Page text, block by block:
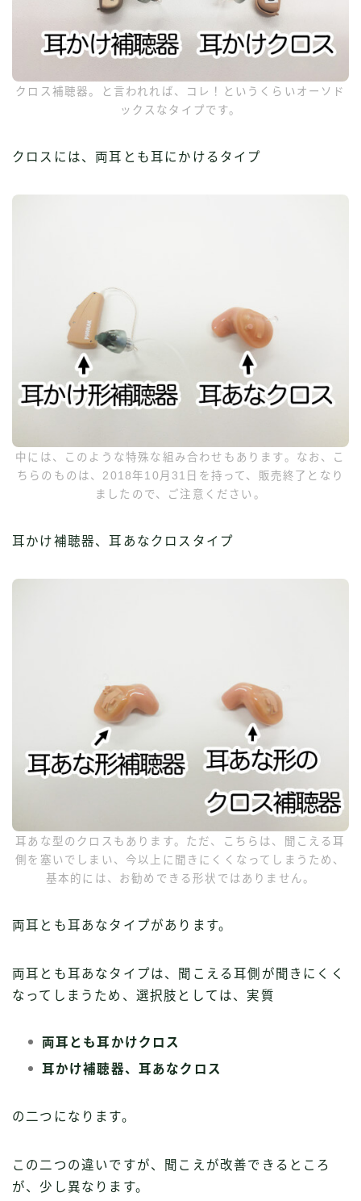
クロス補聴器。と言われれば、コレ！というくらいオーソド
ックスなタイプです。
クロスには、両耳とも耳にかけるタイプ
中には、このような特殊な組み合わせもあります。なお、こ
ちらのものは、2018年10月31日を持って、販売終了となり
ましたので、ご注意ください。
耳かけ補聴器、耳あなクロスタイプ
耳あな型のクロスもあります。ただ、こちらは、聞こえる耳
側を塞いでしまい、今以上に聞きにくくなってしまうため、
基本的には、お勧めできる形状ではありません。
両耳とも耳あなタイプがあります。
両耳とも耳あなタイプは、聞こえる耳側が聞きにくく
なってしまうため、選択肢としては、実質
両耳とも耳かけクロス
耳かけ補聴器、耳あなクロス
の二つになります。
この二つの違いですが、聞こえが改善できるところ
が、少し異なります。